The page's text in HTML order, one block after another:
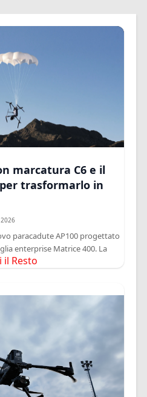
marcatura C6 e il
trasformarlo in
paracadute AP100 progettato
enterprise Matrice 400. La
il Resto